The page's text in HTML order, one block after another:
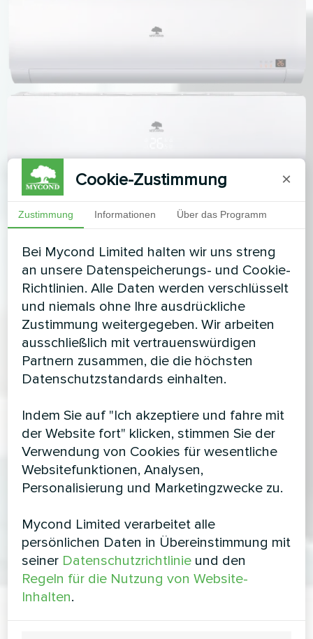
Cookie-Zustimmung ×
Zustimmung Informationen Über das Programm
Bei Mycond Limited halten wir uns streng
an unsere Datenspeicherungs- und Cookie-
Richtlinien. Alle Daten werden verschlüsselt
und niemals ohne Ihre ausdrückliche
Zustimmung weitergegeben. Wir arbeiten
ausschließlich mit vertrauenswürdigen
Partnern zusammen, die die höchsten
Datenschutzstandards einhalten.
Indem Sie auf "Ich akzeptiere und fahre mit
der Website fort" klicken, stimmen Sie der
Verwendung von Cookies für wesentliche
Websitefunktionen, Analysen,
Personalisierung und Marketingzwecke zu.
Mycond Limited verarbeitet alle
persönlichen Daten in Übereinstimmung mit
seiner Datenschutzrichtlinie und den
Regeln für die Nutzung von Website-
Inhalten.